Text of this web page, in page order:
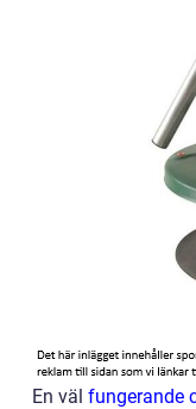
En väl fungerande